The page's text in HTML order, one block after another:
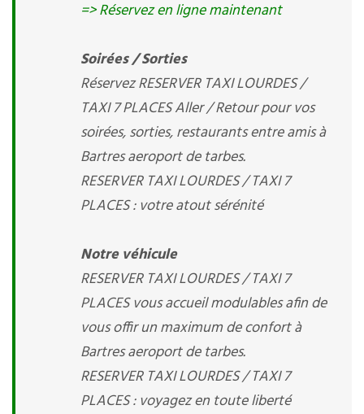
=> Réservez en ligne maintenant
Soirées / Sorties
Réservez RESERVER TAXI LOURDES /
TAXI 7 PLACES Aller / Retour pour vos
soirées, sorties, restaurants entre amis à
Bartres aeroport de tarbes.
RESERVER TAXI LOURDES / TAXI 7
PLACES : votre atout sérénité
Notre véhicule
RESERVER TAXI LOURDES / TAXI 7
PLACES vous accueil modulables afin de
vous offir un maximum de confort à
Bartres aeroport de tarbes.
RESERVER TAXI LOURDES / TAXI 7
PLACES : voyagez en toute liberté